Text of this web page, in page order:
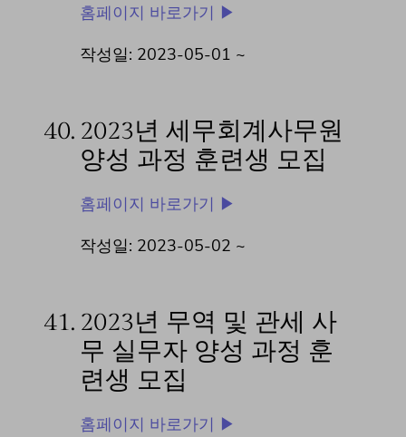
홈페이지 바로가기 ▶
작성일: 2023-05-01 ~
40. 2023년 세무회계사무원
양성 과정 훈련생 모집
홈페이지 바로가기 ▶
작성일: 2023-05-02 ~
41. 2023년 무역 및 관세 사
무 실무자 양성 과정 훈
련생 모집
홈페이지 바로가기 ▶